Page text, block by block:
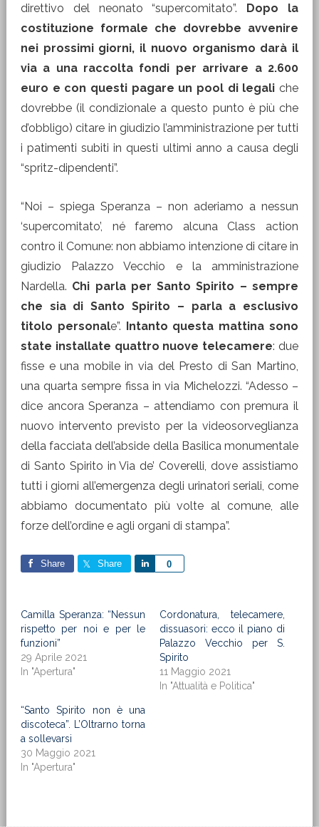
direttivo del neonato “supercomitato”. Dopo la
costituzione formale che dovrebbe avvenire
nei prossimi giorni, il nuovo organismo darà il
via a una raccolta fondi per arrivare a 2.600
euro e con questi pagare un pool di legali che
dovrebbe (il condizionale a questo punto è più che
d’obbligo) citare in giudizio l’amministrazione per tutti
i patimenti subiti in questi ultimi anno a causa degli
“spritz-dipendenti”.
“Noi – spiega Speranza – non aderiamo a nessun
‘supercomitato’, né faremo alcuna Class action
contro il Comune: non abbiamo intenzione di citare in
giudizio Palazzo Vecchio e la amministrazione
Nardella. Chi parla per Santo Spirito – sempre
che sia di Santo Spirito – parla a esclusivo
titolo personale”. Intanto questa mattina sono
state installate quattro nuove telecamere: due
fisse e una mobile in via del Presto di San Martino,
una quarta sempre fissa in via Michelozzi. “Adesso –
dice ancora Speranza – attendiamo con premura il
nuovo intervento previsto per la videosorveglianza
della facciata dell’abside della Basilica monumentale
di Santo Spirito in Via de’ Coverelli, dove assistiamo
tutti i giorni all’emergenza degli urinatori seriali, come
abbiamo documentato più volte al comune, alle
forze dell’ordine e agli organi di stampa”.
Share Share 0
Share
Camilla Speranza: “Nessun
rispetto per noi e per le
funzioni”
29 Aprile 2021
In "Apertura"
Cordonatura, telecamere,
dissuasori: ecco il piano di
Palazzo Vecchio per S.
Spirito
11 Maggio 2021
In "Attualità e Politica"
“Santo Spirito non è una
discoteca”. L’Oltrarno torna
a sollevarsi
30 Maggio 2021
In "Apertura"